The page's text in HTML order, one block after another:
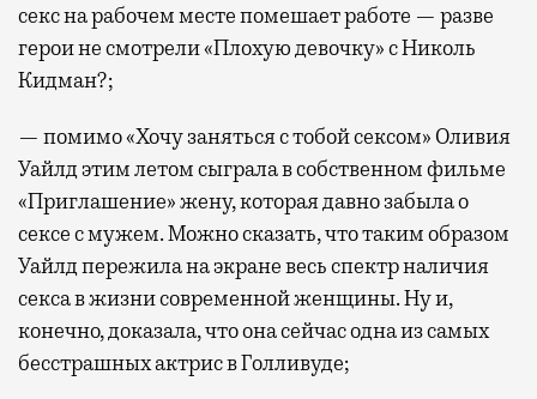
секс на рабочем месте помешает работе — разве
герои не смотрели «Плохую девочку» с Николь
Кидман?;
— помимо «Хочу заняться с тобой сексом» Оливия
Уайлд этим летом сыграла в собственном фильме
«Приглашение» жену, которая давно забыла о
сексе с мужем. Можно сказать, что таким образом
Уайлд пережила на экране весь спектр наличия
секса в жизни современной женщины. Ну и,
конечно, доказала, что она сейчас одна из самых
бесстрашных актрис в Голливуде;